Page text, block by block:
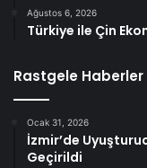
Ağustos 6, 2026
Türkiye ile Çin
Rastgele Haberler
Ocak 31, 2026
İzmir’de
Geçirildi